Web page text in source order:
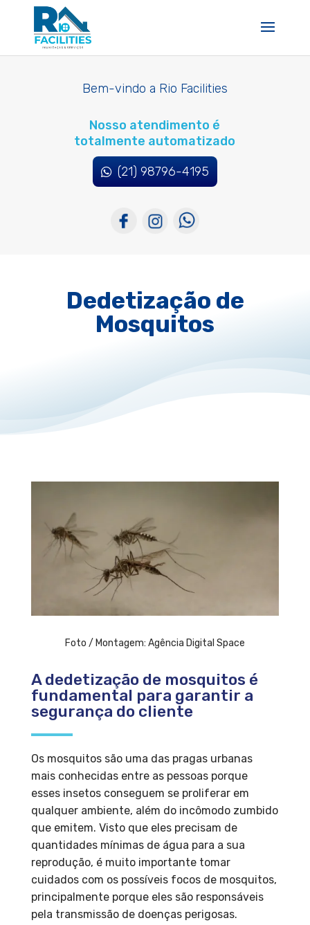
Bem-vindo a Rio Facilities
Nosso atendimento é
totalmente automatizado
(21) 98796-4195
Dedetização de
Mosquitos
Foto / Montagem: Agência Digital Space
A dedetização de mosquitos é
fundamental para garantir a
segurança do cliente
Os mosquitos são uma das pragas urbanas
mais conhecidas entre as pessoas porque
esses insetos conseguem se proliferar em
qualquer ambiente, além do incômodo zumbido
que emitem. Visto que eles precisam de
quantidades mínimas de água para a sua
reprodução, é muito importante tomar
cuidados com os possíveis focos de mosquitos,
principalmente porque eles são responsáveis
pela transmissão de doenças perigosas.